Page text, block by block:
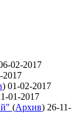
02-2017
2017
) 01-02-2017
01-2017
(Архив) 26-11-